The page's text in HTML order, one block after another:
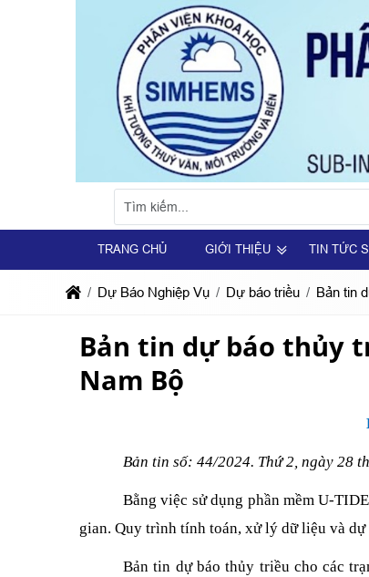
TRANG CHỦ GIỚI THIỆU TIN TỨC
Dự Báo Nghiệp Vụ Dự báo triều Bản tin
Bản tin dự báo thủy
Nam Bộ
Bản tin số: 44/2024. Thứ 2, ngày 28
Bằng việc sử dụng phần mềm U-
gian. Quy trình tính toán, xử lý dữ liệu và
Bản tin dự báo thủy triều cho các